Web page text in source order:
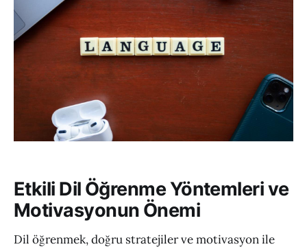
Etkili Dil Öğrenme Yöntemleri ve
Motivasyonun Önemi
Dil öğrenmek, doğru stratejiler ve motivasyon ile